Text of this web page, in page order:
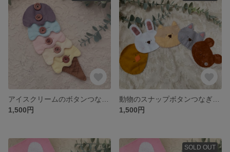
1,500円
1,500円
SOLD OUT